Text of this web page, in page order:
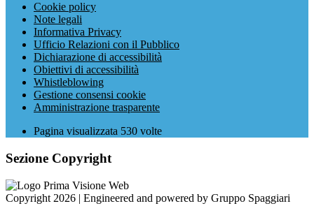
Cookie policy
Note legali
Informativa Privacy
Ufficio Relazioni con il Pubblico
Dichiarazione di accessibilità
Obiettivi di accessibilità
Whistleblowing
Gestione consensi cookie
Amministrazione trasparente
Pagina visualizzata 530 volte
Sezione Copyright
Copyright 2026 | Engineered and powered by Gruppo Spaggiari